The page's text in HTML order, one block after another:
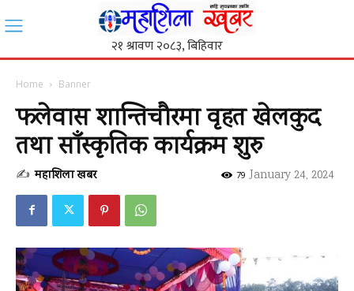
Home Banner
फलेवास शान्तिचौरमा वृहत खेलकुद
तथा साँस्कृतिक कार्यक्रम शुरु
✍ महाशिला खबर January 24, 2024
79